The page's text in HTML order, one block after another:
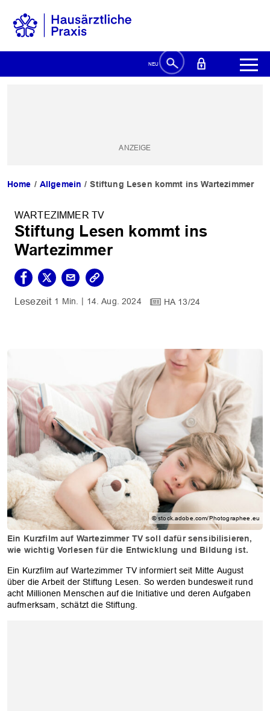
Home Allgemein Stiftung Lesen kommt ins Wartezimmer
WARTEZIMMER TV
Stiftung Lesen kommt ins
Wartezimmer
1 Min. 14. Aug. 2024 HA 13/24
© stock.adobe.com/Photographee.eu
Ein Kurzfilm auf Wartezimmer TV soll dafür sensibilisieren,
wie wichtig Vorlesen für die Entwicklung und Bildung ist.
Ein Kurzfilm auf Wartezimmer TV informiert seit Mitte August
über die Arbeit der Stiftung Lesen. So werden bundesweit rund
acht Millionen Menschen auf die Initiative und deren Aufgaben
aufmerksam, schätzt die Stiftung.